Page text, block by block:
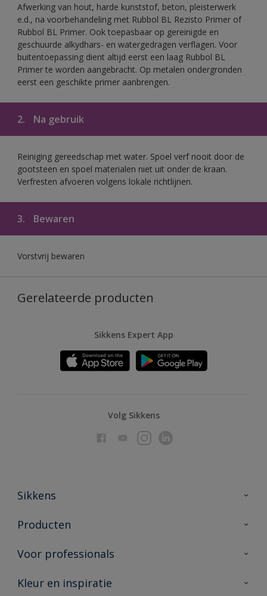
Afwerking van hout, harde kunststof, beton, pleisterwerk
e.d., na voorbehandeling met Rubbol BL Rezisto Primer of
Rubbol BL Primer. Ook toepasbaar op gereinigde en
geschuurde alkydhars- en watergedragen verflagen. Voor
buitentoepassing dient altijd eerst een laag Rubbol BL
Primer te worden aangebracht. Op metalen ondergronden
eerst een geschikte primer aanbrengen.
2. Na gebruik
Reiniging gereedschap met water. Spoel verf nooit door de
gootsteen en spoel materialen niet uit onder de kraan.
Verfresten afvoeren volgens lokale richtlijnen.
3. Bewaren
Vorstvrij bewaren
Gerelateerde producten
Sikkens Expert App
Volg Sikkens
Sikkens
Over Sikkens
Duurzaamheid
Producten
Producten voor binnen
Vind je verkooppunt
Voor professionals
Advies & service
Kleur en inspiratie